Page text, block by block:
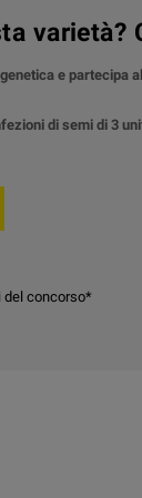
varietà?
e partecipa
di semi di 3
del concorso*